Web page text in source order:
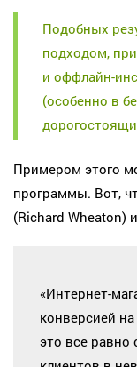
Подобных
подходом,
и оффлайн-
(особенно в
Примером этого
программы. Вот,
(Richard Wheaton)
«Интернет-
конверсией
это все равно